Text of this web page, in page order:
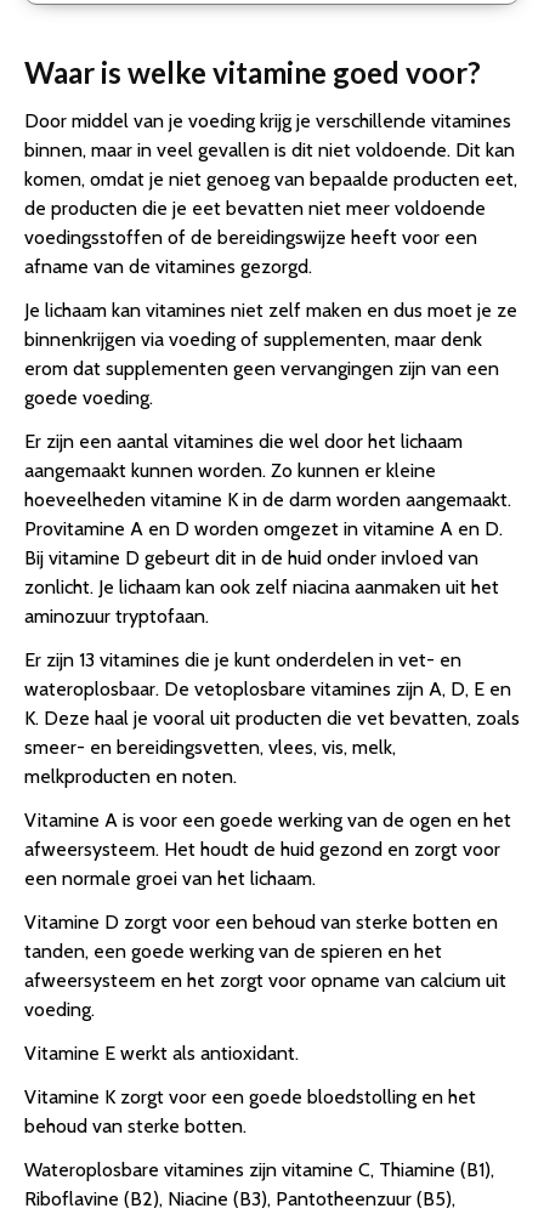
Waar is welke vitamine goed voor?
Door middel van je voeding krijg je verschillende vitamines
binnen, maar in veel gevallen is dit niet voldoende. Dit kan
komen, omdat je niet genoeg van bepaalde producten eet,
de producten die je eet bevatten niet meer voldoende
voedingsstoffen of de bereidingswijze heeft voor een
afname van de vitamines gezorgd.
Je lichaam kan vitamines niet zelf maken en dus moet je ze
binnenkrijgen via voeding of supplementen, maar denk
erom dat supplementen geen vervangingen zijn van een
goede voeding.
Er zijn een aantal vitamines die wel door het lichaam
aangemaakt kunnen worden. Zo kunnen er kleine
hoeveelheden vitamine K in de darm worden aangemaakt.
Provitamine A en D worden omgezet in vitamine A en D.
Bij vitamine D gebeurt dit in de huid onder invloed van
zonlicht. Je lichaam kan ook zelf niacina aanmaken uit het
aminozuur tryptofaan.
Er zijn 13 vitamines die je kunt onderdelen in vet- en
wateroplosbaar. De vetoplosbare vitamines zijn A, D, E en
K. Deze haal je vooral uit producten die vet bevatten, zoals
smeer- en bereidingsvetten, vlees, vis, melk,
melkproducten en noten.
Vitamine A is voor een goede werking van de ogen en het
afweersysteem. Het houdt de huid gezond en zorgt voor
een normale groei van het lichaam.
Vitamine D zorgt voor een behoud van sterke botten en
tanden, een goede werking van de spieren en het
afweersysteem en het zorgt voor opname van calcium uit
voeding.
Vitamine E werkt als antioxidant.
Vitamine K zorgt voor een goede bloedstolling en het
behoud van sterke botten.
Wateroplosbare vitamines zijn vitamine C, Thiamine (B1),
Riboflavine (B2), Niacine (B3), Pantotheenzuur (B5),